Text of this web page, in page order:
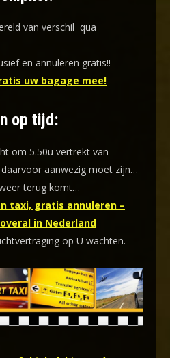
van verschil qua
en annuleren gratis!!
uw bagage mee!
op tijd:
om 5.50u vertrekt van
aanwezig moet zijn…
terug komt…
taxi, gratis annuleren –
in Nederland
op U wachten.